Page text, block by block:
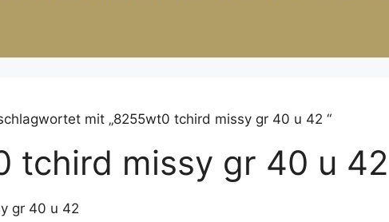
mit „8255wt0 tchird missy gr 40 u 42 “
tchird missy gr 40 u 42
gr 40 u 42